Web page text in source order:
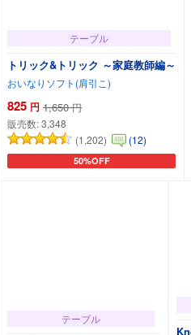
テーブル
トリック&トリック ～家庭教師編～
おいなりソフト(肩引こ)
825 円 1,650 円
販売数:3,348
(1,202)
(12)
50%OFF
カートに追加
テーブル